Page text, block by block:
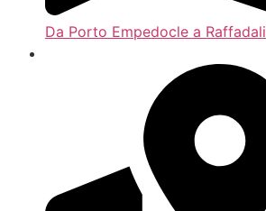
Da Porto Empedocle a Raffadali